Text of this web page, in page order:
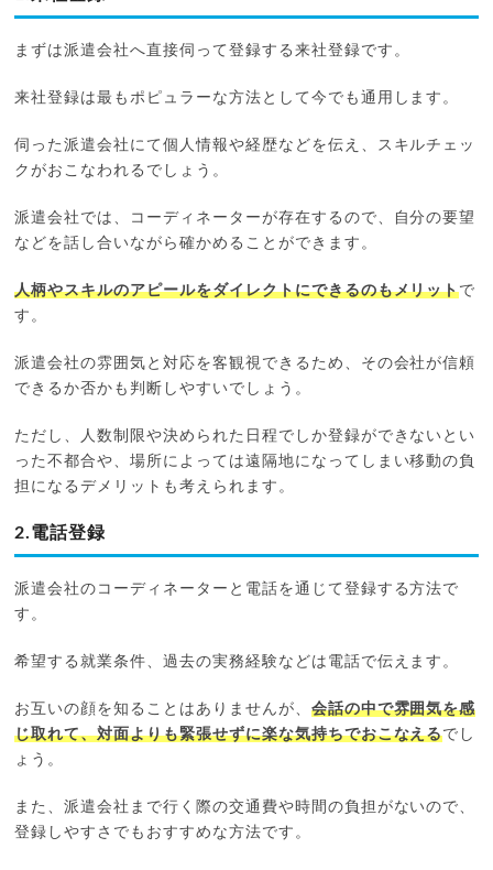
まずは派遣会社へ直接伺って登録する来社登録です。
来社登録は最もポピュラーな方法として今でも通用します。
伺った派遣会社にて個人情報や経歴などを伝え、スキルチェッ
クがおこなわれるでしょう。
派遣会社では、コーディネーターが存在するので、自分の要望
などを話し合いながら確かめることができます。
人柄やスキルのアピールをダイレクトにできるのもメリットで
す。
派遣会社の雰囲気と対応を客観視できるため、その会社が信頼
できるか否かも判断しやすいでしょう。
ただし、人数制限や決められた日程でしか登録ができないとい
った不都合や、場所によっては遠隔地になってしまい移動の負
担になるデメリットも考えられます。
2.電話登録
派遣会社のコーディネーターと電話を通じて登録する方法で
す。
希望する就業条件、過去の実務経験などは電話で伝えます。
お互いの顔を知ることはありませんが、 会話の中で雰囲気を感
じ取れて、対面よりも緊張せずに楽な気持ちでおこなえるでし
ょう。
また、派遣会社まで行く際の交通費や時間の負担がないので、
登録しやすさでもおすすめな方法です。